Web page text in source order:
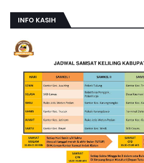
INFO KASIH